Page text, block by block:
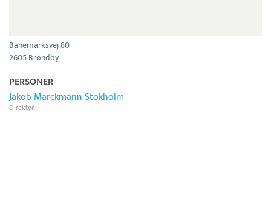
Banemarksvej 80
2605 Brøndby
PERSONER
Jakob Marckmann Stokholm
Direktør